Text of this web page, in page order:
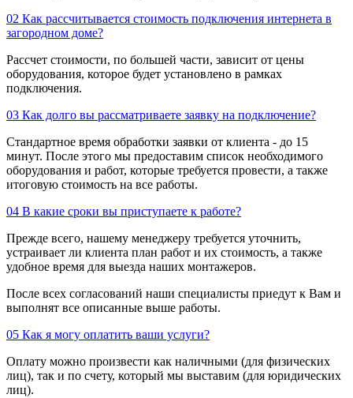
02 Как рассчитывается стоимость подключения интернета в
загородном доме?
Рассчет стоимости, по большей части, зависит от цены
оборудования, которое будет установлено в рамках
подключения.
03 Как долго вы рассматриваете заявку на подключение?
Стандартное время обработки заявки от клиента - до 15
минут. После этого мы предоставим список необходимого
оборудования и работ, которые требуется провести, а также
итоговую стоимость на все работы.
04 В какие сроки вы приступаете к работе?
Прежде всего, нашему менеджеру требуется уточнить,
устраивает ли клиента план работ и их стоимость, а также
удобное время для выезда наших монтажеров.
После всех согласований наши специалисты приедут к Вам и
выполнят все описанные выше работы.
05 Как я могу оплатить ваши услуги?
Оплату можно произвести как наличными (для физических
лиц), так и по счету, который мы выставим (для юридических
лиц).